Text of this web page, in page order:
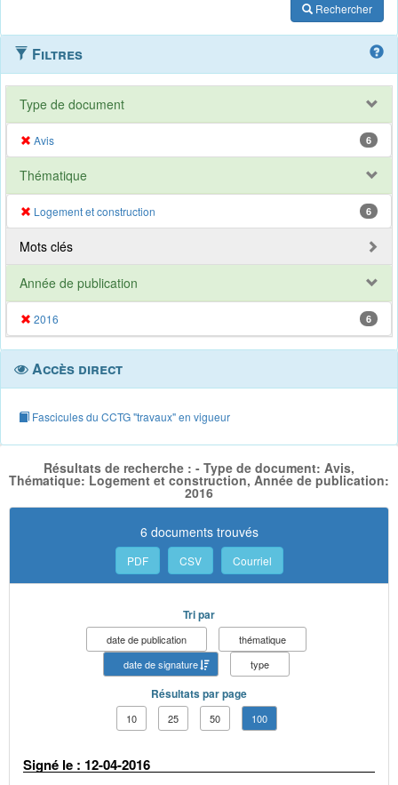
Rechercher
Filtres
Type de document
Avis 6
Thématique
Logement et construction 6
Mots clés
Année de publication
2016 6
Accès direct
Fascicules du CCTG "travaux" en vigueur
Résultats de recherche : - Type de document: Avis,
Thématique: Logement et construction, Année de publication:
2016
6 documents trouvés
PDF CSV Courriel
Tri par
date de publication
thématique
date de signature
type
Résultats par page
10 25 50 100
Signé le : 12-04-2016